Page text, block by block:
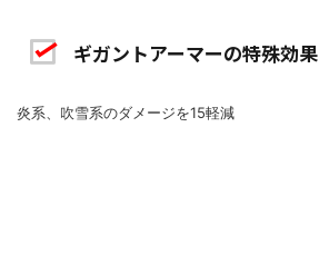
ギガントアーマーの特殊効果
炎系、吹雪系のダメージを15軽減